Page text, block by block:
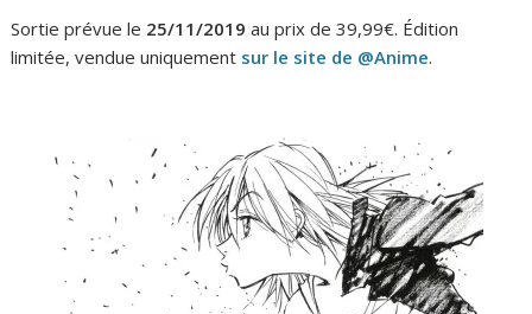
Sortie prévue le 25/11/2019 au prix de 39,99€. Édition
limitée, vendue uniquement sur le site de @Anime.